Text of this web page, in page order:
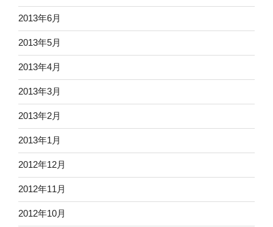
2013年6月
2013年5月
2013年4月
2013年3月
2013年2月
2013年1月
2012年12月
2012年11月
2012年10月